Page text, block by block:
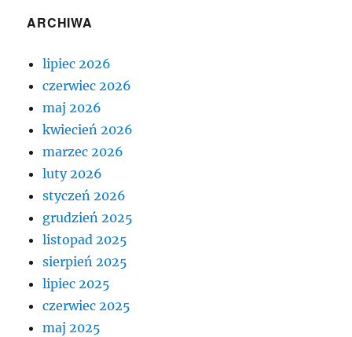
ARCHIWA
lipiec 2026
czerwiec 2026
maj 2026
kwiecień 2026
marzec 2026
luty 2026
styczeń 2026
grudzień 2025
listopad 2025
sierpień 2025
lipiec 2025
czerwiec 2025
maj 2025